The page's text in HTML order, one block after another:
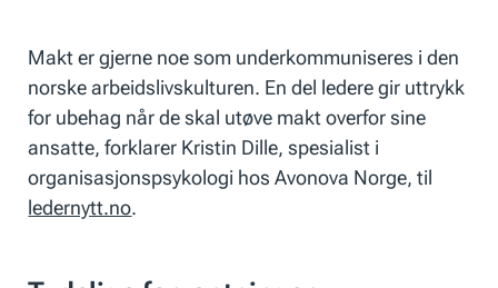
Makt er gjerne noe som underkommuniseres i den
norske arbeidslivskulturen. En del ledere gir uttrykk
for ubehag når de skal utøve makt overfor sine
ansatte, forklarer Kristin Dille, spesialist i
organisasjonspsykologi hos Avonova Norge, til
ledernytt.no.